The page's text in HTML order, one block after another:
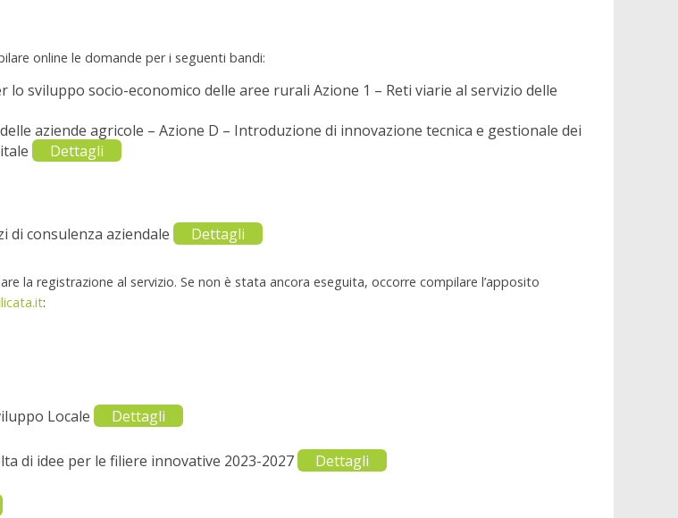
online le domande per i seguenti bandi:
sviluppo socio-economico delle aree rurali Azione 1 – Reti viarie al servizio delle
aziende agricole – Azione D – Introduzione di innovazione tecnica e gestionale dei
Dettagli
di consulenza aziendale Dettagli
la registrazione al servizio. Se non è stata ancora eseguita, occorre compilare l’apposito
:
Locale
Dettagli
di idee per le filiere innovative 2023-2027
Dettagli